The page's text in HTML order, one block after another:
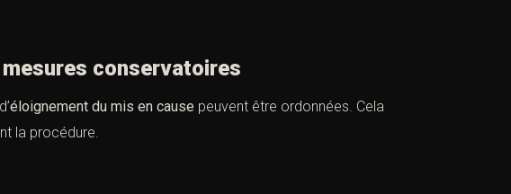
conservatoires
éloignement du mis en cause peuvent être ordonnées. Cela
la procédure.